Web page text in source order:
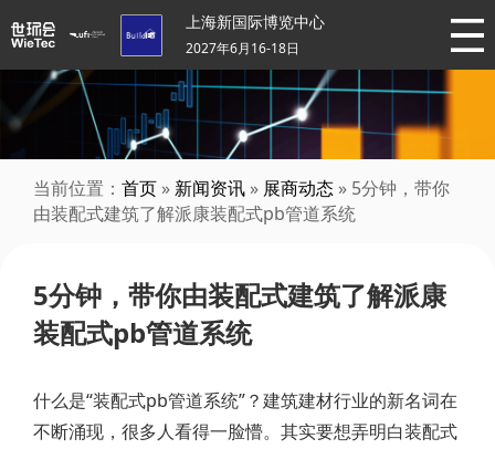
上海新国际博览中心
2027年6月16-18日
当前位置： 首页 » 新闻资讯 » 展商动态 » 5分钟，带你
由装配式建筑了解派康装配式pb管道系统
5分钟，带你由装配式建筑了解派康
装配式pb管道系统
什么是“装配式pb管道系统”？建筑建材行业的新名词在
不断涌现，很多人看得一脸懵。其实要想弄明白装配式